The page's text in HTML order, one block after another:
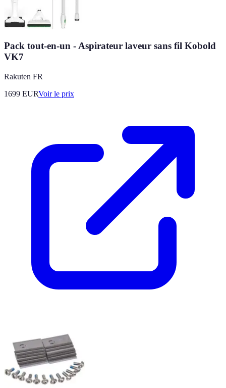
Pack tout-en-un - Aspirateur laveur sans fil Kobold
VK7
Rakuten FR
1699 EURVoir le prix